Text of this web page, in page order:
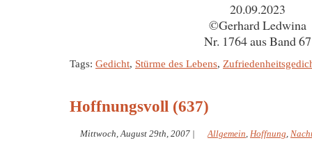
20.09.2023
©Gerhard Ledwina
Nr. 1764 aus Band 67
Tags: Gedicht, Stürme des Lebens,
Hoffnungsvoll (637)
Mittwoch, August 29th, 2007 | Allgemein, Hoffnung,